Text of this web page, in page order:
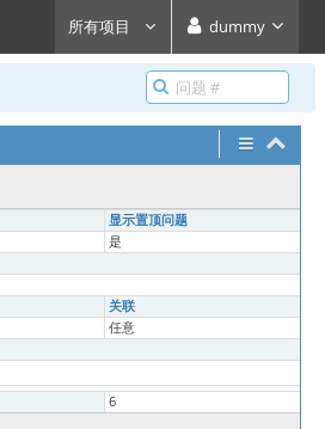
所有项目 dummy
显示置顶问题
是
关联
任意
6